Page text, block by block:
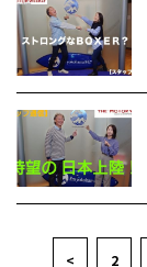
< 2